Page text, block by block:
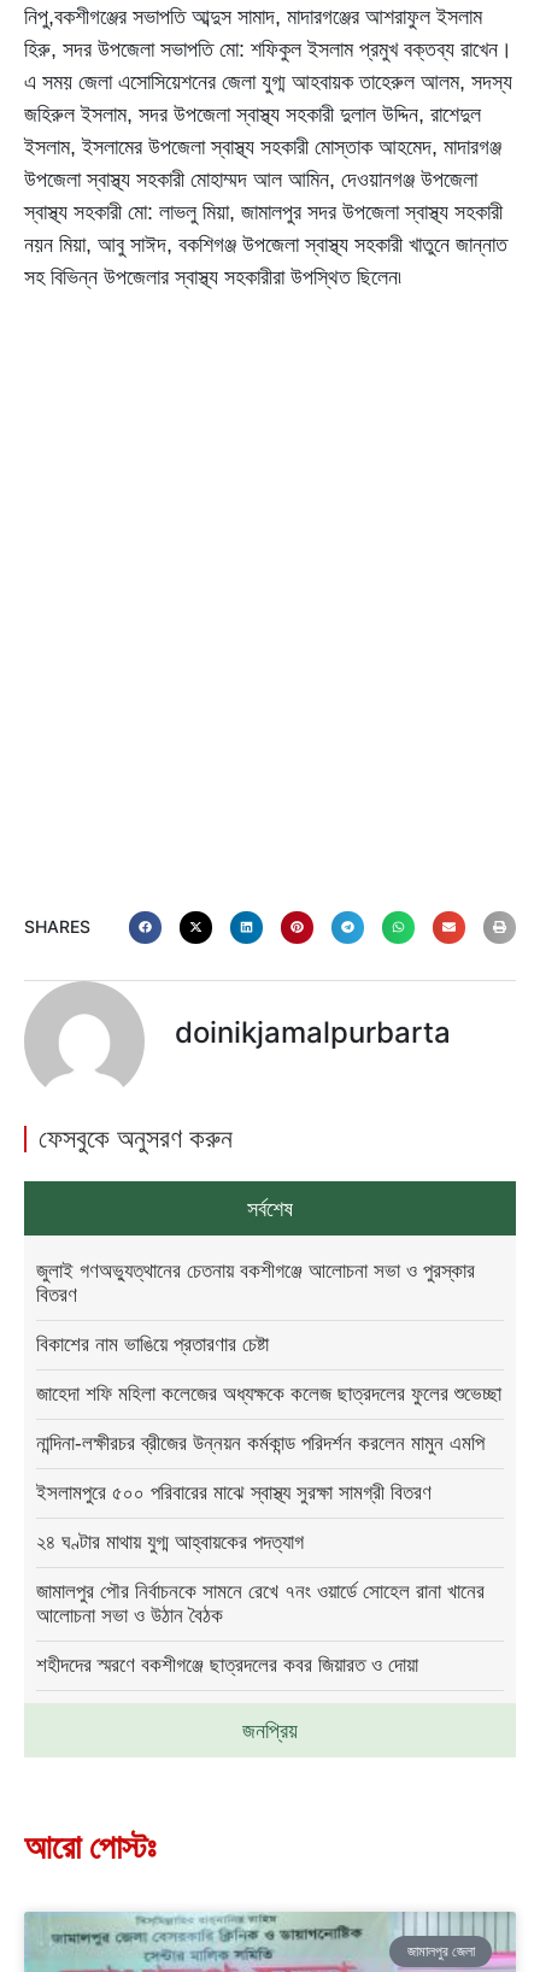
নিপু,বকশীগঞ্জের সভাপতি আব্দুস সামাদ, মাদারগঞ্জের আশরাফুল ইসলাম
হিরু, সদর উপজেলা সভাপতি মো: শফিকুল ইসলাম প্রমুখ বক্তব্য রাখেন।
এ সময় জেলা এসোসিয়েশনের জেলা যুগ্ম আহবায়ক তাহেরুল আলম, সদস্য
জহিরুল ইসলাম, সদর উপজেলা স্বাস্থ্য সহকারী দুলাল উদ্দিন, রাশেদুল
ইসলাম, ইসলামের উপজেলা স্বাস্থ্য সহকারী মোস্তাক আহমেদ, মাদারগঞ্জ
উপজেলা স্বাস্থ্য সহকারী মোহাম্মদ আল আমিন, দেওয়ানগঞ্জ উপজেলা
স্বাস্থ্য সহকারী মো: লাভলু মিয়া, জামালপুর সদর উপজেলা স্বাস্থ্য সহকারী
নয়ন মিয়া, আবু সাঈদ, বকশিগঞ্জ উপজেলা স্বাস্থ্য সহকারী খাতুনে জান্নাত
সহ বিভিন্ন উপজেলার স্বাস্থ্য সহকারীরা উপস্থিত ছিলেন৷
SHARES
doinikjamalpurbarta
ফেসবুকে অনুসরণ করুন
সর্বশেষ
জনপ্রিয়
জুলাই গণঅভ্যুত্থানের চেতনায় বকশীগঞ্জে আলোচনা সভা ও পুরস্কার
বিতরণ
বিকাশের নাম ভাঙিয়ে প্রতারণার চেষ্টা
জাহেদা শফি মহিলা কলেজের অধ্যক্ষকে কলেজ ছাত্রদলের ফুলের শুভেচ্ছা
নান্দিনা-লক্ষীরচর ব্রীজের উন্নয়ন কর্মকান্ড পরিদর্শন করলেন মামুন এমপি
ইসলামপুরে ৫০০ পরিবারের মাঝে স্বাস্থ্য সুরক্ষা সামগ্রী বিতরণ
২৪ ঘণ্টার মাথায় যুগ্ম আহ্বায়কের পদত্যাগ
জামালপুর পৌর নির্বাচনকে সামনে রেখে ৭নং ওয়ার্ডে সোহেল রানা খানের
আলোচনা সভা ও উঠান বৈঠক
শহীদদের স্মরণে বকশীগঞ্জে ছাত্রদলের কবর জিয়ারত ও দোয়া
আরো পোস্টঃ
জামালপুর জেলা